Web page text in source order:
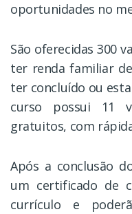
oportunidades no
São oferecidas 300
ter renda familiar
ter concluído ou
curso possui 11
gratuitos, com
Após a conclusão
um certificado de
currículo e